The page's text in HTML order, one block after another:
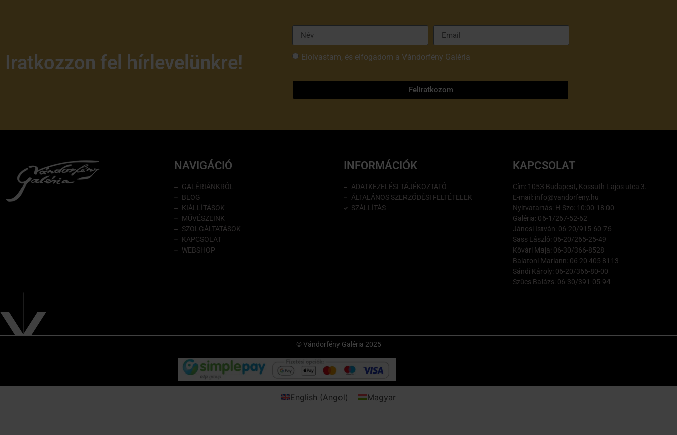
Iratkozzon fel hírlevelünkre! Elolvastam, és elfogadom a Vándorfény Galéria
Feliratkozom
NAVIGÁCIÓ
GALÉRIÁNKRÓL
BLOG
KIÁLLÍTÁSOK
MŰVÉSZEINK
SZOLGÁLTATÁSOK
KAPCSOLAT
WEBSHOP
INFORMÁCIÓK
ADATKEZELÉSI TÁJÉKOZTATÓ
ÁLTALÁNOS SZERZŐDÉSI FELTÉTELEK
SZÁLLÍTÁS
KAPCSOLAT
Cím: 1053 Budapest, Kossuth Lajos utca 3.
E-mail: info@vandorfeny.hu
Nyitvatartás: H-Szo: 10:00-18:00
Galéria: 06-1/267-52-62
Jánosi István: 06-20/915-60-76
Sass László: 06-20/265-25-49
Kővári Maja: 06-30/366-8528
Balatoni Mariann: 06 20 405 8113
Sándi Károly: 06-20/366-80-00
Szűcs Balázs: 06-30/391-05-94
© Vándorfény Galéria 2025
English (Angol) Magyar